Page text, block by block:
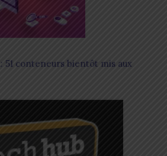
51 conteneurs bientôt mis aux